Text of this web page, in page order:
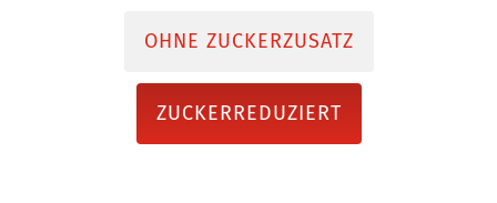
OHNE ZUCKERZUSATZ
ZUCKERREDUZIERT